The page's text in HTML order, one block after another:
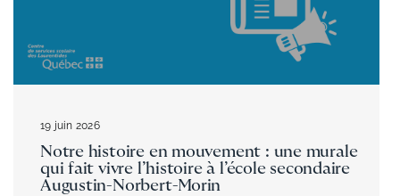
19 juin 2026
Notre histoire en mouvement : une murale
qui fait vivre l’histoire à l’école secondaire
Augustin-Norbert-Morin